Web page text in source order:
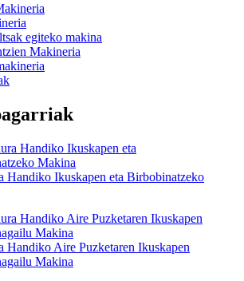
egiteko makina
Makineria
Handiko Ikuskapen eta Birbobinatzeko
Handiko Aire Puzketaren Ikuskapen
Makina